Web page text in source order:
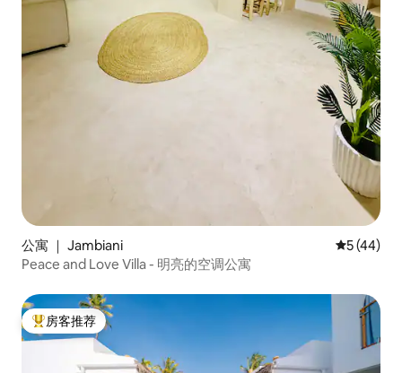
公寓 ｜ Jambiani 平均评分
5 (44)
Peace and Love Villa - 明亮的空调公寓
热门「房客推荐」
房客推荐